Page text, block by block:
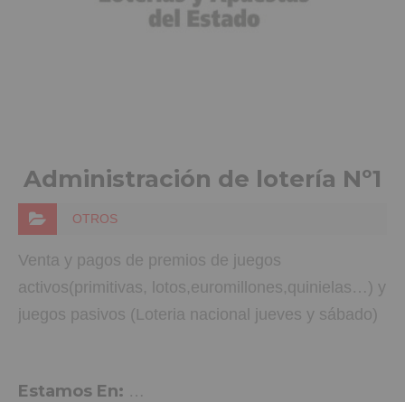
Administración de lotería Nº1
OTROS
Venta y pagos de premios de juegos
activos(primitivas, lotos,euromillones,quinielas…) y
juegos pasivos (Loteria nacional jueves y sábado)
Estamos En: Plaza Mayor, 1, Aspe